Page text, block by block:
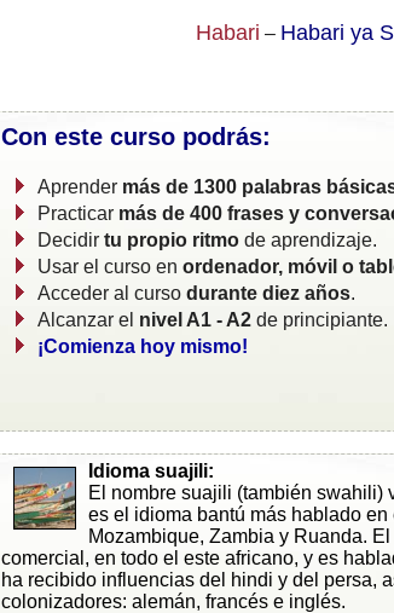
Habari – Habari ya
Con este curso podrás:
Aprender más de 1300 palabras
Practicar más de 400 frases y
Decidir tu propio ritmode aprendizaje.
Usar el curso en ordenador, móvil o
Acceder al curso durante diez años.
Alcanzar el nivel A1 - A2de principiante.
¡Comienza hoy mismo!
Idioma suajili:
El nombre suajili (también swahili)
es el idioma bantú más hablado
Mozambique, Zambia y Ruanda.
comercial, en todo el este africano, y es
ha recibido influencias del hindi y del persa,
colonizadores: alemán, francés e inglés.